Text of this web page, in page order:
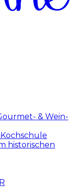
& Wein-
Kochschule
historischen